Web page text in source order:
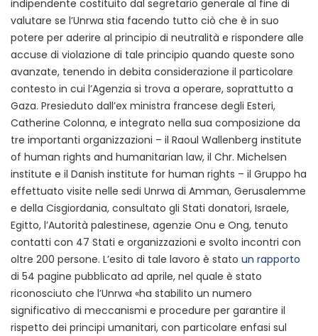
indipendente costituito dal segretario generale al fine di
valutare se l’Unrwa stia facendo tutto ciò che è in suo
potere per aderire al principio di neutralità e rispondere alle
accuse di violazione di tale principio quando queste sono
avanzate, tenendo in debita considerazione il particolare
contesto in cui l’Agenzia si trova a operare, soprattutto a
Gaza. Presieduto dall’ex ministra francese degli Esteri,
Catherine Colonna, e integrato nella sua composizione da
tre importanti organizzazioni – il Raoul Wallenberg institute
of human rights and humanitarian law, il Chr. Michelsen
institute e il Danish institute for human rights – il Gruppo ha
effettuato visite nelle sedi Unrwa di Amman, Gerusalemme
e della Cisgiordania, consultato gli Stati donatori, Israele,
Egitto, l’Autorità palestinese, agenzie Onu e Ong, tenuto
contatti con 47 Stati e organizzazioni e svolto incontri con
oltre 200 persone. L’esito di tale lavoro è stato un rapporto
di 54 pagine pubblicato ad aprile, nel quale è stato
riconosciuto che l’Unrwa «ha stabilito un numero
significativo di meccanismi e procedure per garantire il
rispetto dei principi umanitari, con particolare enfasi sul